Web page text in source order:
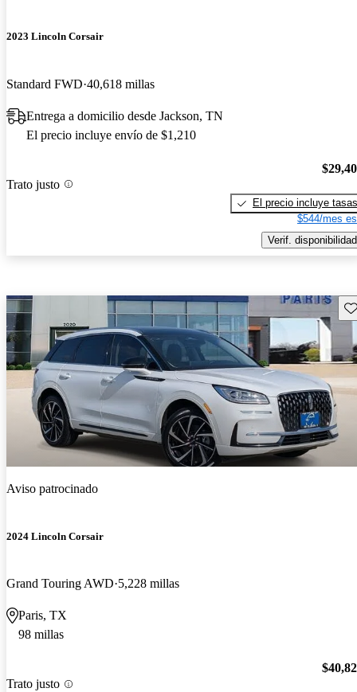
2023 Lincoln Corsair
Standard FWD 40,618 millas
Entrega a domicilio desde Jackson, TN
El precio incluye envío de $1,210
Trato justo
El precio incluye tasas
$544/mes
Verif. disponibilidad
Aviso patrocinado
2024 Lincoln Corsair
Grand Touring AWD 5,228 millas
Paris, TX
98 millas
Trato justo